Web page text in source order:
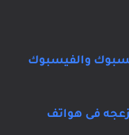
والفيسبوك
فى هواتف